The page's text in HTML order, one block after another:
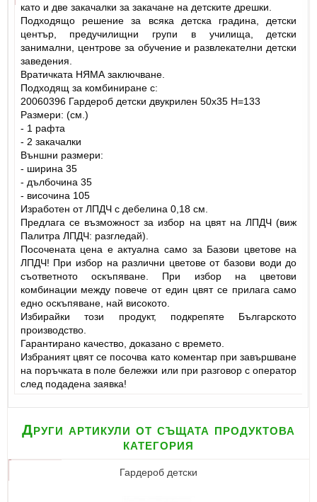
като и две закачалки за закачане на детските дрешки.
Подходящо решение за всяка детска градина, детски
център, предучилищни групи в училища, детски
занимални, центрове за обучение и развлекателни детски
заведения.
Вратичката НЯМА заключване.
Подходящ за комбиниране с:
20060396 Гардероб детски двукрилен 50х35 Н=133
Размери: (см.)
- 1 рафта
- 2 закачалки
Външни размери:
- ширина 35
- дълбочина 35
- височина 105
Изработен от ЛПДЧ с дебелина 0,18 см.
Предлага се възможност за избор на цвят на ЛПДЧ (виж
Палитра ЛПДЧ: разгледай).
Посочената цена е актуална само за Базови цветове на
ЛПДЧ! При избор на различни цветове от базови води до
съответното оскъпяване. При избор на цветови
комбинации между повече от един цвят се прилага само
едно оскъпяване, най високото.
Избирайки този продукт, подкрепяте Българското
производство.
Гарантирано качество, доказано с времето.
Избраният цвят се посочва като коментар при завършване
на поръчката в поле бележки или при разговор с оператор
след подадена заявка!
Други артикули от същата продуктова
категория
Гардероб детски